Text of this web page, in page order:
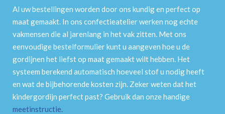
Al uw bestellingen worden door ons kundig en perfect op
maat gemaakt. In ons confectieatelier werken nog echte
vakmensen die al jarenlang in het vak zitten. Met ons
eenvoudige bestelformulier kunt u aangeven hoe u de
gordijnen het liefst op maat gemaakt wilt hebben. Het
systeem berekend automatisch hoeveel stof u nodig heeft
en wat de bijbehorende kosten zijn. Zeker weten dat het
kindergordijn perfect past? Gebruik dan onze handige
meetinstructie.